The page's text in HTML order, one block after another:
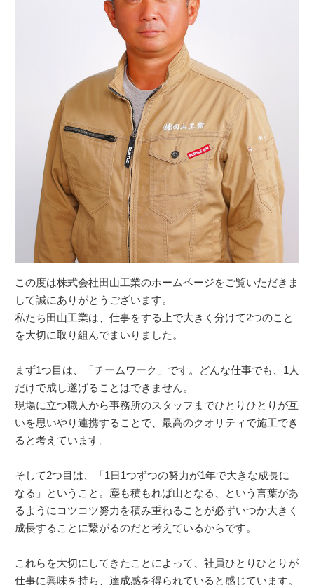
この度は株式会社田山工業のホームページをご覧いただきま
して誠にありがとうございます。
私たち田山工業は、仕事をする上で大きく分けて2つのこと
を大切に取り組んでまいりました。
まず1つ目は、「チームワーク」です。どんな仕事でも、1人
だけで成し遂げることはできません。
現場に立つ職人から事務所のスタッフまでひとりひとりが互
いを思いやり連携することで、最高のクオリティで施工でき
ると考えています。
そして2つ目は、「1日1つずつの努力が1年で大きな成長に
なる」ということ。塵も積もれば山となる、という言葉があ
るようにコツコツ努力を積み重ねることが必ずいつか大きく
成長することに繋がるのだと考えているからです。
これらを大切にしてきたことによって、社員ひとりひとりが
仕事に興味を持ち、達成感を得られていると感じています。